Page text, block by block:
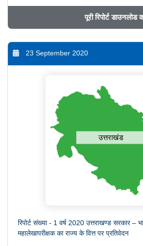
पूरी रिपोर्ट डाउनलोड
23 September 2020
उत्तराखंड
रिपोर्ट संख्या - 1 वर्ष 2020 उत्तराखण्ड सरकार –
महालेखापरीक्षक का राज्य के वित्त पर प्रतिवेदन